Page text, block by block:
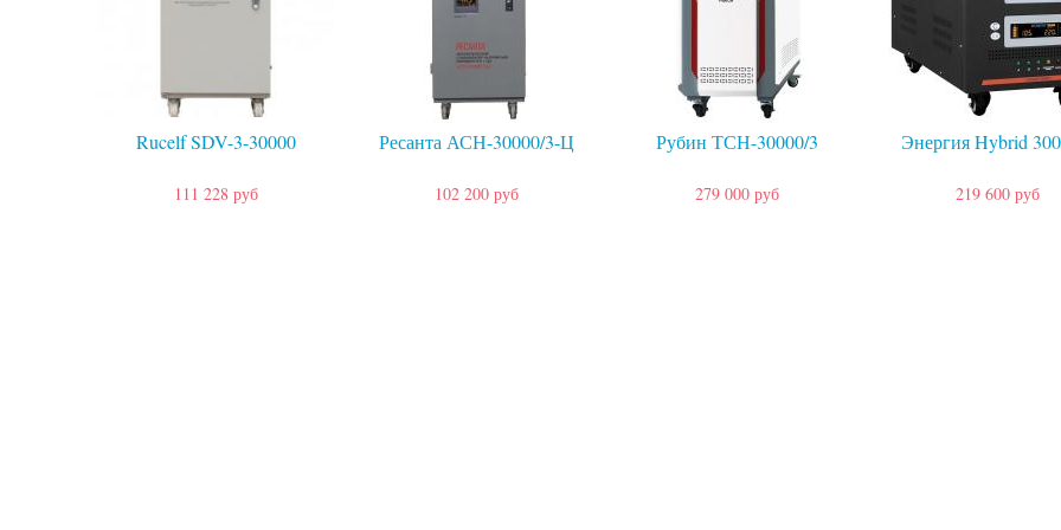
Rucelf SDV-3-30000
111 228 руб
Ресанта АСН-30000/3-Ц
102 200 руб
Рубин ТСН-30000/3
279 000 руб
Энергия Hybrid
219 600 руб